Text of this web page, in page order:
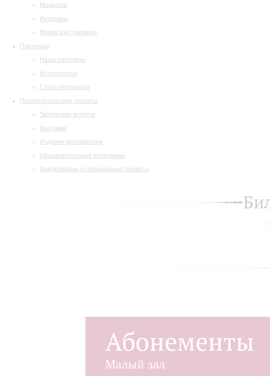
Рецензии
Интервью
Время Шостаковича
Партнеры
Наши партнеры
Фотогалерея
Стать партнером
Просветительские проекты
Творческие встречи
Выставки
Издания филармонии
Образовательные программы
Инклюзивные и специальные проекты
Абонементы
Малый зал